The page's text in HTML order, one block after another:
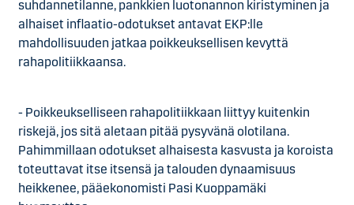
suhdannetilanne, pankkien luotonannon kiristyminen ja
alhaiset inflaatio-odotukset antavat EKP:lle
mahdollisuuden jatkaa poikkeuksellisen kevyttä
rahapolitiikkaansa.
- Poikkeukselliseen rahapolitiikkaan liittyy kuitenkin
riskejä, jos sitä aletaan pitää pysyvänä olotilana.
Pahimmillaan odotukset alhaisesta kasvusta ja koroista
toteuttavat itse itsensä ja talouden dynaamisuus
heikkenee, pääekonomisti Pasi Kuoppamäki